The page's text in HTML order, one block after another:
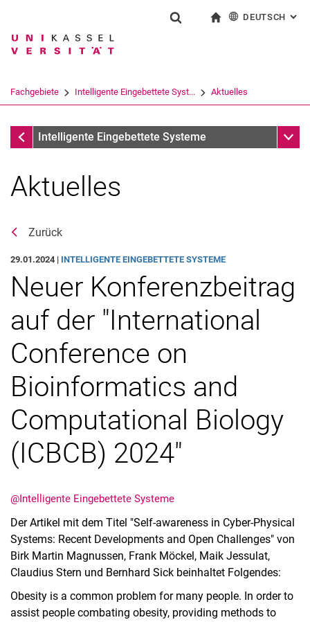
Springe direkt zu: Inhalt
Springe direkt zu: Suche
Springe direkt zu:
Suchbegriff
Suchen (öffnet externen Link in einem
DEUTSCH :
Fachgebiete Intelligente Eingebettete Syst... Aktuelles
Fachgebiete
Intelligente Eingebettete Systeme
Aktuelles
Zurück
29.01.2024 | INTELLIGENTE EINGEBETTETE SYSTEME
Neuer Konferenzbeitrag
auf der "International
Conference on
Bioinformatics and
Computational Biology
(ICBCB) 2024"
@Intelligente Eingebettete Systeme
Der Artikel mit dem Titel "Self-awareness in Cyber-Physical
Systems: Recent Developments and Open Challenges" von
Birk Martin Magnussen, Frank Möckel, Maik Jessulat,
Claudius Stern und Bernhard Sick beinhaltet Folgendes:
Obesity is a common problem for many people. In order to
assist people combating obesity, providing methods to